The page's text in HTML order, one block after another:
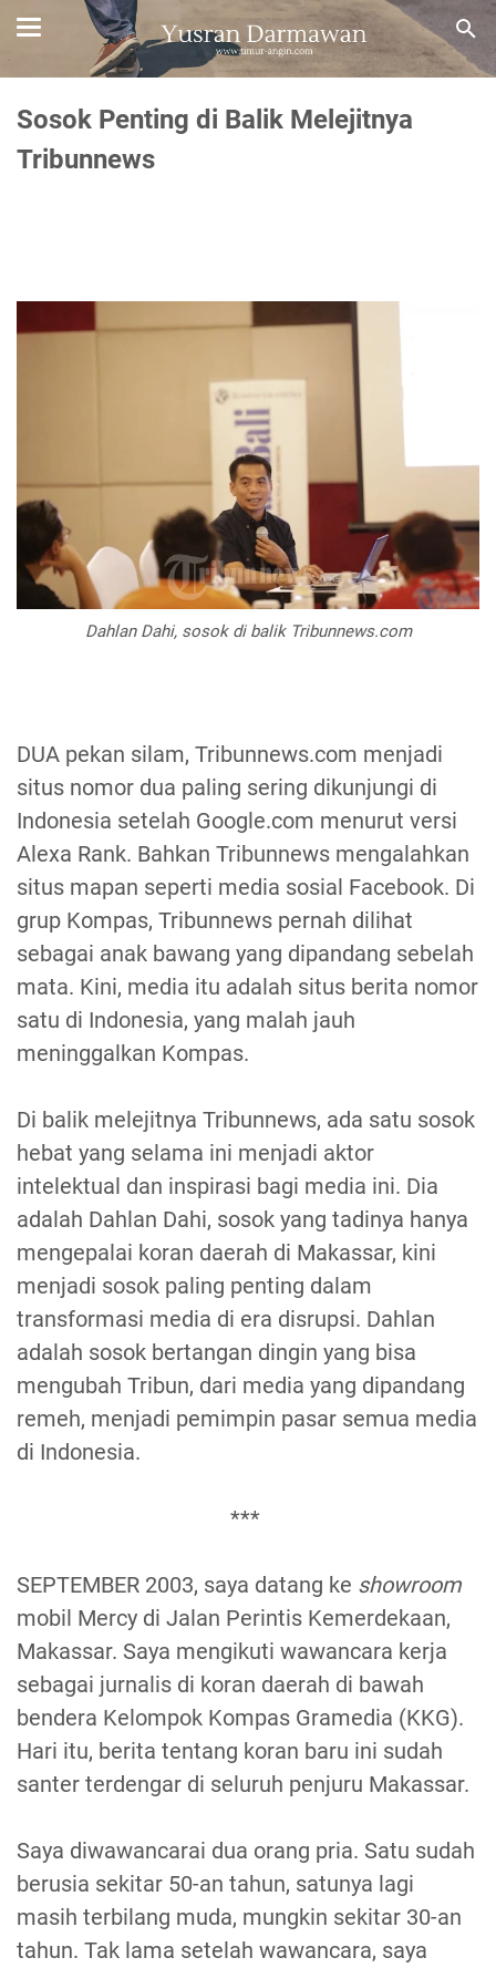
Sosok Penting di Balik Melejitnya
Tribunnews
Dahlan Dahi, sosok di balik Tribunnews.com
DUA pekan silam, Tribunnews.com menjadi
situs nomor dua paling sering dikunjungi di
Indonesia setelah Google.com menurut versi
Alexa Rank. Bahkan Tribunnews mengalahkan
situs mapan seperti media sosial Facebook. Di
grup Kompas, Tribunnews pernah dilihat
sebagai anak bawang yang dipandang sebelah
mata. Kini, media itu adalah situs berita nomor
satu di Indonesia, yang malah jauh
meninggalkan Kompas.
Di balik melejitnya Tribunnews, ada satu sosok
hebat yang selama ini menjadi aktor
intelektual dan inspirasi bagi media ini. Dia
adalah Dahlan Dahi, sosok yang tadinya hanya
mengepalai koran daerah di Makassar, kini
menjadi sosok paling penting dalam
transformasi media di era disrupsi. Dahlan
adalah sosok bertangan dingin yang bisa
mengubah Tribun, dari media yang dipandang
remeh, menjadi pemimpin pasar semua media
di Indonesia.
***
SEPTEMBER 2003, saya datang ke showroom
mobil Mercy di Jalan Perintis Kemerdekaan,
Makassar. Saya mengikuti wawancara kerja
sebagai jurnalis di koran daerah di bawah
bendera Kelompok Kompas Gramedia (KKG).
Hari itu, berita tentang koran baru ini sudah
santer terdengar di seluruh penjuru Makassar.
Saya diwawancarai dua orang pria. Satu sudah
berusia sekitar 50-an tahun, satunya lagi
masih terbilang muda, mungkin sekitar 30-an
tahun. Tak lama setelah wawancara, saya